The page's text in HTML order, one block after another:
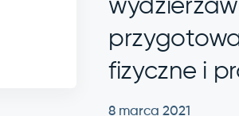
fizyczne i
8 marca 2021